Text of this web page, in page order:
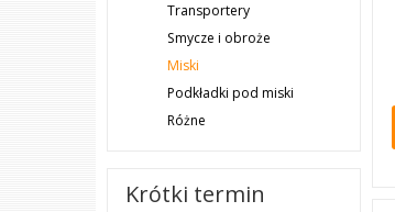
Transportery
Smycze i obroże
Miski
Podkładki pod miski
Różne
Krótki termin